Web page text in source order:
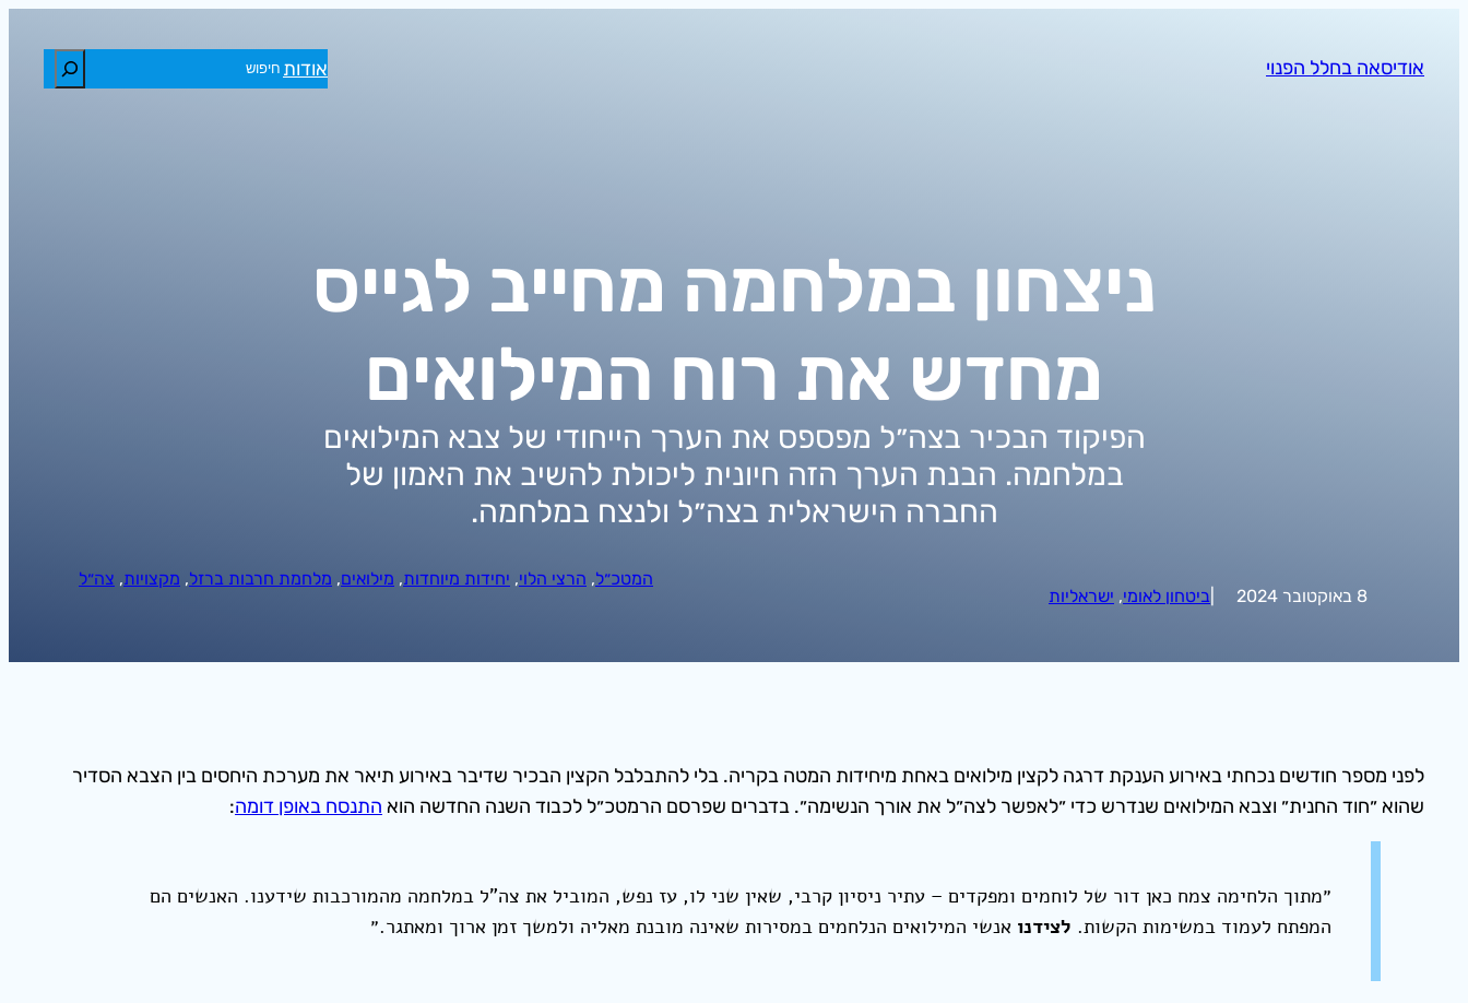
אודיסאה בחלל הפנוי אודותחיפוש
ניצחון במלחמה מחייב לגייס
מחדש את רוח המילואים
הפיקוד הבכיר בצה״ל מפספס את הערך הייחודי של צבא המילואים
במלחמה. הבנת הערך הזה חיונית ליכולת להשיב את האמון של
החברה הישראלית בצה״ל ולנצח במלחמה.
8 באוקטובר 2024 ביטחון לאומי, ישראליות
המטכ״ל, הרצי הלוי, יחידות מיוחדות, מילואים, מלחמת חרבות ברזל, מקצויות, צה״ל
לפני מספר חודשים נכחתי באירוע הענקת דרגה לקצין מילואים באחת מיחידות המטה בקריה. בלי להתבלבל הקצין הבכיר שדיבר באירוע תיאר את מערכת היחסים בין הצבא הסדיר
שהוא ״חוד החנית״ וצבא המילואים שנדרש כדי ״לאפשר לצה״ל את אורך הנשימה״. בדברים שפרסם הרמטכ״ל לכבוד השנה החדשה הוא התנסח באופן דומה:
״מתוך הלחימה צמח כאן דור של לוחמים ומפקדים – עתיר ניסיון קרבי, שאין שני לו, עז נפש, המוביל את צה”ל במלחמה מהמורכבות שידענו. האנשים הם
המפתח לעמוד במשימות הקשות. לצידנו אנשי המילואים הנלחמים במסירות שאינה מובנת מאליה ולמשך זמן ארוך ומאתגר.״